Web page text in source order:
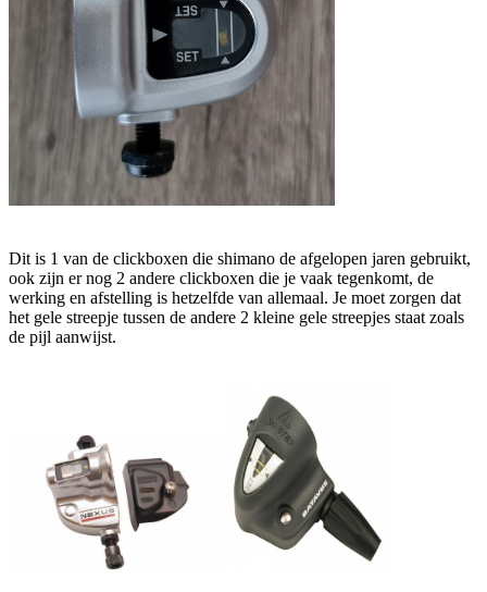
Dit is 1 van de clickboxen die shimano de afgelopen jaren gebruikt,
ook zijn er nog 2 andere clickboxen die je vaak tegenkomt, de
werking en afstelling is hetzelfde van allemaal. Je moet zorgen dat
het gele streepje tussen de andere 2 kleine gele streepjes staat zoals
de pijl aanwijst.